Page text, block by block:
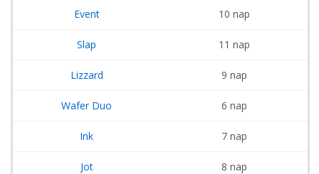
Event 10 nap
Slap 11 nap
Lizzard 9 nap
Wafer Duo 6 nap
Ink 7 nap
Jot 8 nap